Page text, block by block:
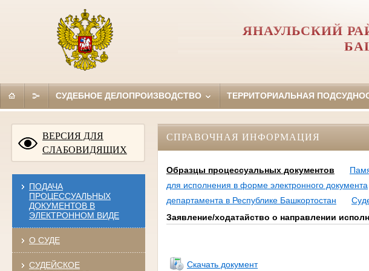
ЯНАУЛЬСКИЙ
СУДЕБНОЕ ДЕЛОПРОИЗВОДСТВО ТЕРРИТОРИАЛЬНАЯ
ВЕРСИЯ ДЛЯ
СЛАБОВИДЯЩИХ
ПОДАЧА
ПРОЦЕССУАЛЬНЫХ
ДОКУМЕНТОВ В
ЭЛЕКТРОННОМ ВИДЕ
О СУДЕ
СУДЕЙСКОЕ
СПРАВОЧНАЯ ИНФОРМАЦИЯ
Образцы процессуальных документов
для исполнения в форме электронного документа
департамента в Республике Башкортостан
Заявление/ходатайство о направлении
Скачать документ